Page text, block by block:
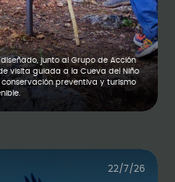
junto al Grupo de Acción
visita guiada a la Cueva del Niño
preventiva y turismo
22/7/26